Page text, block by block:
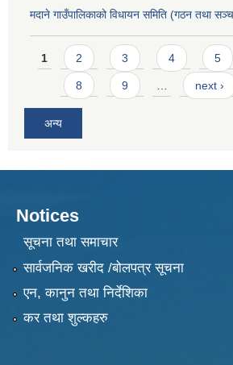
मदाने गाउँपालिकाको विधायन समिति (गठन तथा
Pages
1 2 3 4 5
8 9 … next ›
अन्य
Notices
सूचना तथा समाचार
सार्वजनिक खरीद /बोलपत्र सूचना
एन, कानुन तथा निर्देशिका
कर तथा शुल्कहरु